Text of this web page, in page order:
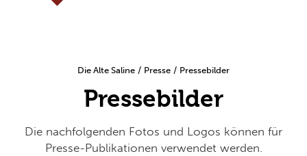
Die Alte Saline / Presse / Pressebilder
Pressebilder
Die nachfolgenden Fotos und Logos können für
Presse-Publikationen verwendet werden.